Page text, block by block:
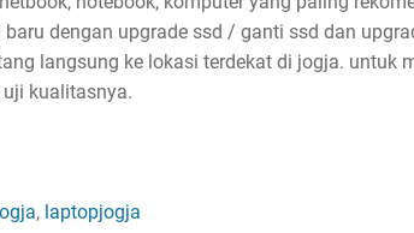
dengan upgrade ssd / ganti ssd dan
langsung ke lokasi terdekat di jogja. untuk
kualitasnya.
, laptopjogja